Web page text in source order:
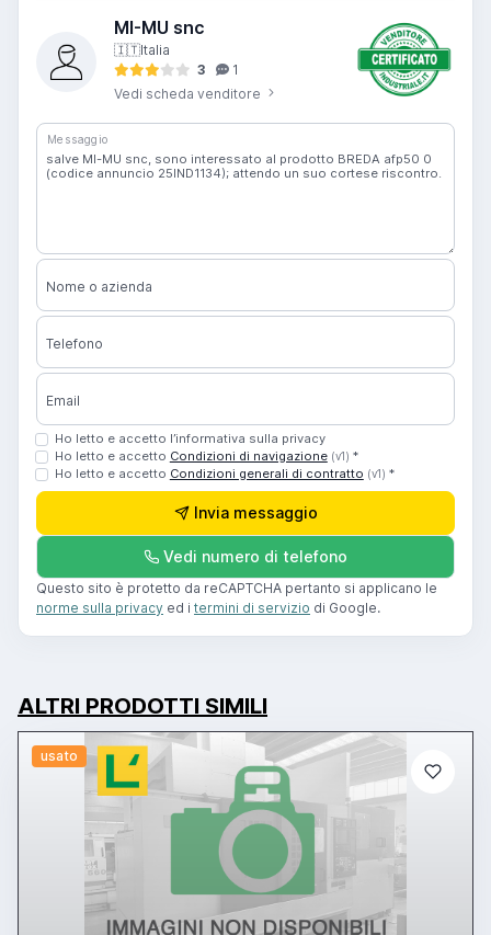
MI-MU snc
🇮🇹Italia
3
1
Vedi scheda venditore
Messaggio
Nome o azienda
Telefono
Email
Ho letto e accetto l’informativa sulla privacy
Ho letto e accetto Condizioni di navigazione (v1) *
Ho letto e accetto Condizioni generali di contratto (v1) *
Invia messaggio
Vedi numero di telefono
Questo sito è protetto da reCAPTCHA pertanto si applicano le
norme sulla privacy ed i termini di servizio di Google.
ALTRI PRODOTTI SIMILI
usato